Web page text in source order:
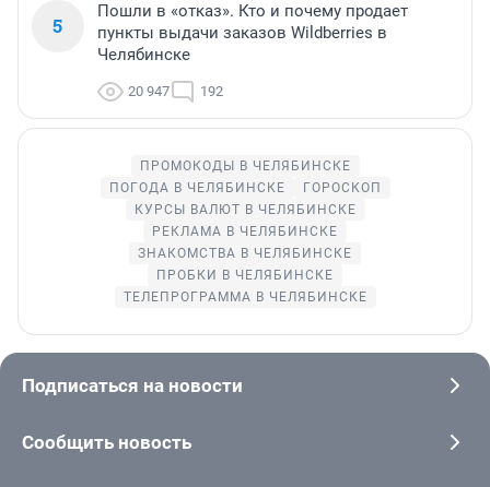
5
Пошли в «отказ». Кто и почему продает
пункты выдачи заказов Wildberries в
Челябинске
20 947 192
ПРОМОКОДЫ В ЧЕЛЯБИНСКЕ
ПОГОДА В ЧЕЛЯБИНСКЕ
ГОРОСКОП
КУРСЫ ВАЛЮТ В ЧЕЛЯБИНСКЕ
РЕКЛАМА В ЧЕЛЯБИНСКЕ
ЗНАКОМСТВА В ЧЕЛЯБИНСКЕ
ПРОБКИ В ЧЕЛЯБИНСКЕ
ТЕЛЕПРОГРАММА В ЧЕЛЯБИНСКЕ
Подписаться на новости
Сообщить новость